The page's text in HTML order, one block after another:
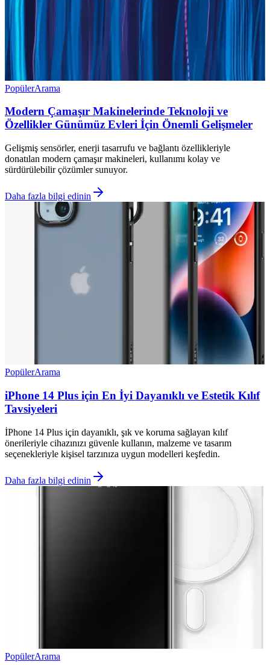
PopülerArama
Modern Çamaşır Makinelerinde Teknoloji ve
Özellikler Günümüz Evleri İçin Önemli Gelişmeler
Gelişmiş sensörler, enerji tasarrufu ve bağlantı özellikleriyle
donatılan modern çamaşır makineleri, kullanımı kolay ve
sürdürülebilir çözümler sunuyor.
Daha fazla bilgi edinin
PopülerArama
iPhone 14 Plus için En İyi Dayanıklı ve Estetik Kılıf
Tavsiyeleri
İPhone 14 Plus için dayanıklı, şık ve koruma sağlayan kılıf
önerileriyle cihazınızı güvenle kullanın, malzeme ve tasarım
seçenekleriyle kişisel tarzınıza uygun modelleri keşfedin.
Daha fazla bilgi edinin
PopülerArama